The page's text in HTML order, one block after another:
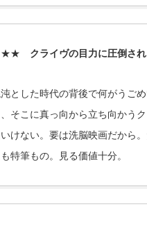
クライヴの目力に圧倒され
とした時代の背後で何がうご
そこに真っ向から立ち向かう
いけない。要は洗脳映画だから
特筆もの。見る価値十分。